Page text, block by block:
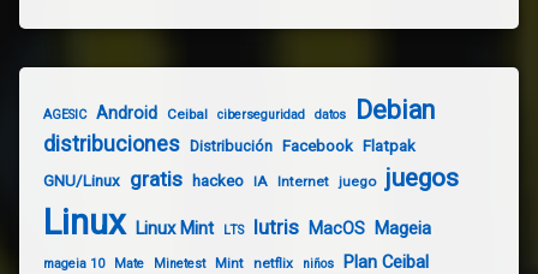
AGESIC Android Ceibal ciberseguridad datos Debian
distribuciones Distribución Facebook Flatpak
GNU/Linux gratis hackeo IA Internet juego juegos
Linux Linux Mint LTS lutris MacOS Mageia
mageia 10 Mate Minetest Mint netflix niños Plan Ceibal